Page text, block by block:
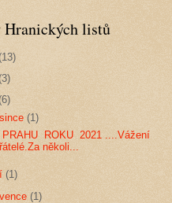
listů
(13)
(1)
ROKU 2021 ....Vážení
několi...
(1)
(1)